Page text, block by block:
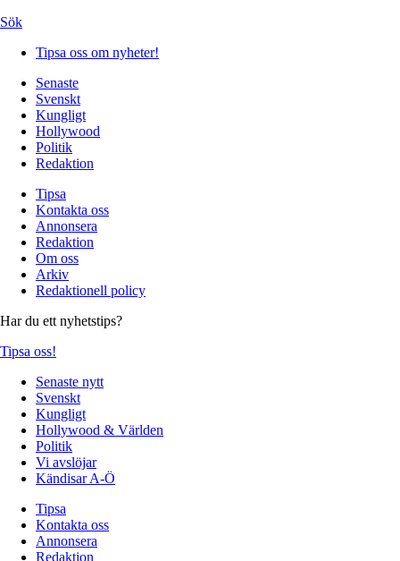
Sök
Tipsa oss om nyheter!
Senaste
Svenskt
Kungligt
Hollywood
Politik
Redaktion
Tipsa
Kontakta oss
Annonsera
Redaktion
Om oss
Arkiv
Redaktionell policy
Har du ett nyhetstips?
Tipsa oss!
Senaste nytt
Svenskt
Kungligt
Hollywood & Världen
Politik
Vi avslöjar
Kändisar A-Ö
Tipsa
Kontakta oss
Annonsera
Redaktion